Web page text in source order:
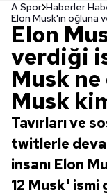
A Spor Haberler
Elon
verdiği
Musk
Musk
Tavırları ve
twitlerle
insanı Elon
12 Musk'